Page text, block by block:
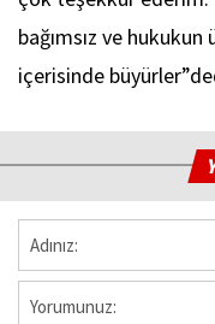
bağımsız ve
içerisinde